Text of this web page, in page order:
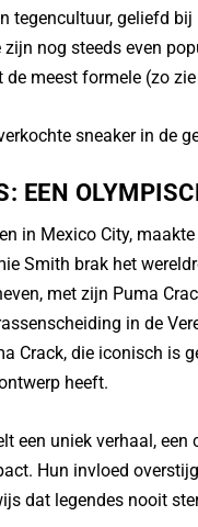
tegencultuur, geliefd
nog steeds even
meest formele (zo
sneaker in de
EEN
in Mexico City,
Smith brak het
met zijn Puma
in de
Crack, die iconisch is
heeft.
een uniek verhaal,
Hun invloed
dat legendes nooit